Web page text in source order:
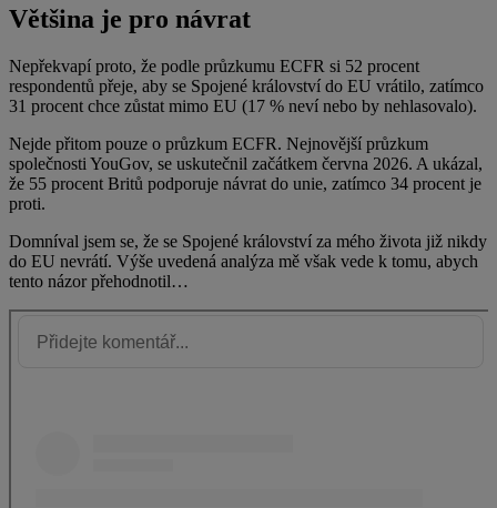
Většina je pro návrat
Nepřekvapí proto, že podle průzkumu ECFR si 52 procent
respondentů přeje, aby se Spojené království do EU vrátilo, zatímco
31 procent chce zůstat mimo EU (17 % neví nebo by nehlasovalo).
Nejde přitom pouze o průzkum ECFR. Nejnovější průzkum
společnosti YouGov, se uskutečnil začátkem června 2026. A ukázal,
že 55 procent Britů podporuje návrat do unie, zatímco 34 procent je
proti.
Domníval jsem se, že se Spojené království za mého života již nikdy
do EU nevrátí. Výše uvedená analýza mě však vede k tomu, abych
tento názor přehodnotil…